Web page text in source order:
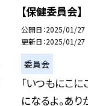
【保健委員会】
公開日 2025/01/27
更新日 2025/01/27
委員会
「いつもにこ
になるよ。あり